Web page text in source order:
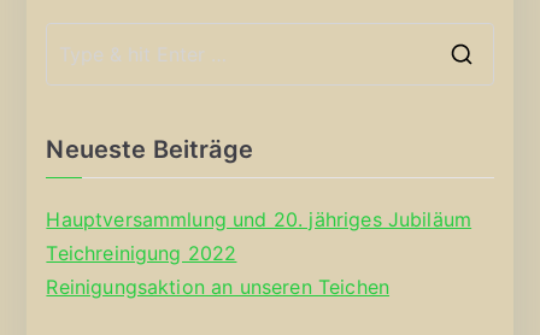
Neueste Beiträge
Hauptversammlung und 20. jähriges Jubiläum
Teichreinigung 2022
Reinigungsaktion an unseren Teichen